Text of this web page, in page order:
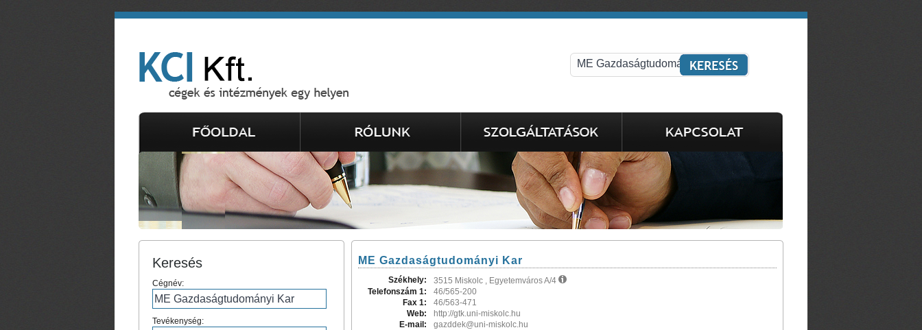
Keresés
Cégnév:
Tevékenység:
ME Gazdaságtudományi Kar
Székhely:
3515 Miskolc , Egyetemváros A/4
Telefonszám 1:
46/565-200
Fax 1:
46/563-471
Web:
http://gtk.uni-miskolc.hu
E-mail:
gazddek@uni-miskolc.hu